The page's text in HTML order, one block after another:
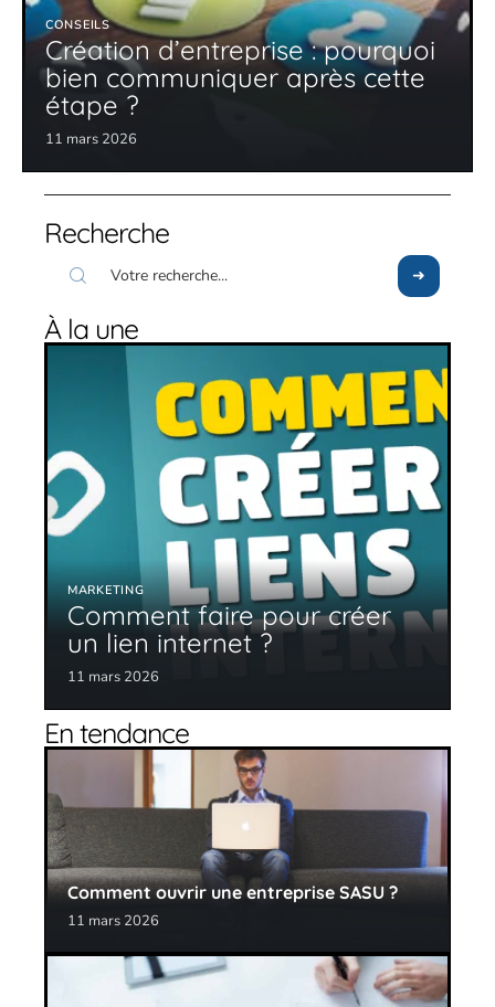
CONSEILS
Création d’entreprise : pourquoi
bien communiquer après cette
étape ?
11 mars 2026
Recherche
À la une
MARKETING
Comment faire pour créer
un lien internet ?
11 mars 2026
En tendance
Comment ouvrir une entreprise SASU ?
11 mars 2026